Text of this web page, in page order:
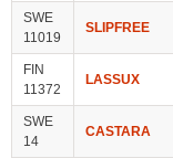
SWE
11019
SLIPFREE
FIN
11372
LASSUX
SWE
14
CASTARA